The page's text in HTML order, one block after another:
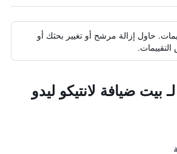
حاول إزالة مرشح أو تغيير بحثك أو
بيت ضيافة لانتيكو ليدو